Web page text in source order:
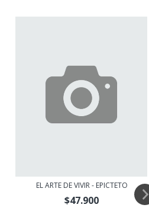
EL ARTE DE VIVIR - EPICTETO
$47.900